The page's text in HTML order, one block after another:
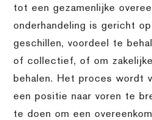
tot een gezamenlijke
onderhandeling is gericht
geschillen, voordeel te
of collectief, of om
behalen. Het proces wordt
een positie naar voren te
te doen om een